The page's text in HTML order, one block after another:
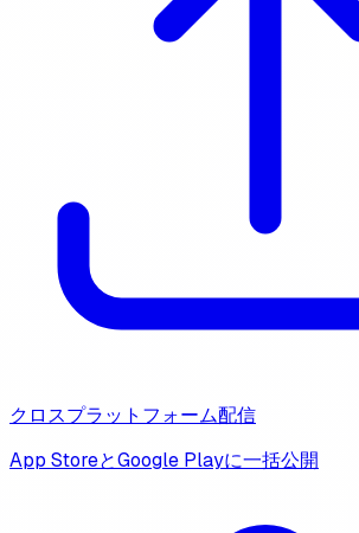
クロスプラットフォーム配信
App StoreとGoogle Playに一括公開